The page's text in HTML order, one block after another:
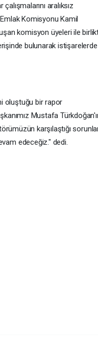
aralıksız
Komisyonu Kamil
komisyon üyeleri ile
bulunarak istişarelerde
oluştuğu bir rapor
Mustafa
karşılaştığı
edeceğiz." dedi.